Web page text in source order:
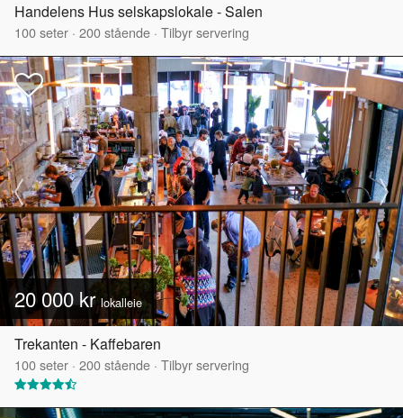
Handelens Hus selskapslokale - Salen
100seter · 200stående · Tilbyr servering
20 000 krlokalleie
Trekanten - Kaffebaren
100seter · 200stående · Tilbyr servering